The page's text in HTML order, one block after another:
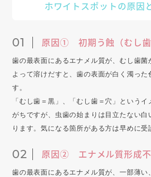
ホワイトスポットの原因
原因① 初期う蝕（むし歯
歯の最表面にあるエナメル質が、むし歯菌
よって溶けだすと、歯の表面が白く濁った
す。
「むし歯＝黒」、「むし歯＝穴」というイ
がちですが、虫歯の始まりは目立たない白
ります。気になる箇所がある方は早めに受
原因② エナメル質形成
歯の最表面にあるエナメル質が、一部薄い